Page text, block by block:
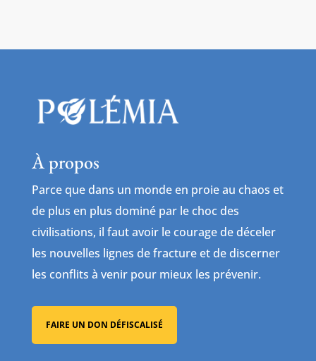
À propos
Parce que dans un monde en proie au chaos et
de plus en plus dominé par le choc des
civilisations, il faut avoir le courage de déceler
les nouvelles lignes de fracture et de discerner
les conflits à venir pour mieux les prévenir.
FAIRE UN DON DÉFISCALISÉ